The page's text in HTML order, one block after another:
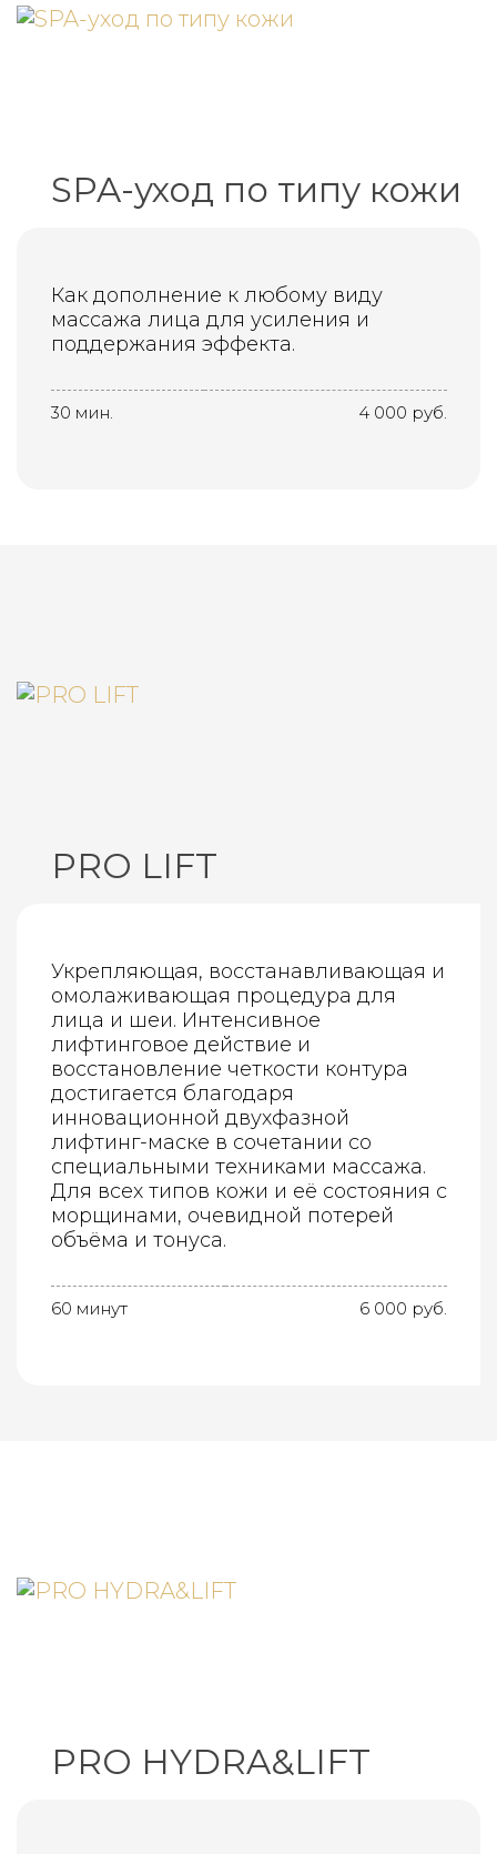
SPA-уход по типу кожи
Как дополнение к любому виду
массажа лица для усиления и
поддержания эффекта.
30 мин. 4 000 руб.
PRO LIFT
Укрепляющая, восстанавливающая и
омолаживающая процедура для
лица и шеи. Интенсивное
лифтинговое действие и
восстановление четкости контура
достигается благодаря
инновационной двухфазной
лифтинг-маске в сочетании со
специальными техниками массажа.
Для всех типов кожи и её состояния с
морщинами, очевидной потерей
объёма и тонуса.
60 минут 6 000 руб.
PRO HYDRA&LIFT